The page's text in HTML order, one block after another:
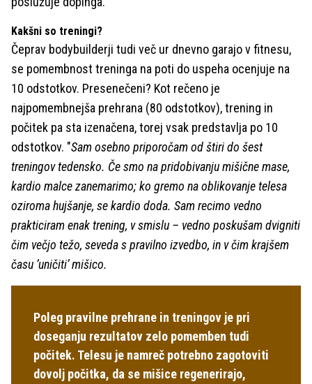
Kakšni so treningi?
Čeprav bodybuilderji tudi več ur dnevno garajo v fitnesu,
se pomembnost treninga na poti do uspeha ocenjuje na
10 odstotkov. Presenečeni? Kot rečeno je
najpomembnejša prehrana (80 odstotkov), trening in
počitek pa sta izenačena, torej vsak predstavlja po 10
odstotkov. "Sam osebno priporočam od štiri do šest
treningov tedensko. Če smo na pridobivanju mišične mase,
kardio malce zanemarimo; ko gremo na oblikovanje telesa
oziroma hujšanje, se kardio doda. Sam recimo vedno
prakticiram enak trening, v smislu – vedno poskušam dvigniti
čim večjo težo, seveda s pravilno izvedbo, in v čim krajšem
času ’uničiti’ mišico.
Poleg pravilne prehrane in treningov je pri
doseganju rezultatov zelo pomemben tudi
počitek. Telesu je namreč potrebno zagotoviti
dovolj počitka, da se mišice regenerirajo,